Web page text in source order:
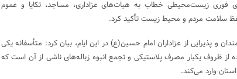
فوری زیست‌محیطی خطاب به هیات‌های عزاداری، مساجد، تکایا و عموم
سلامت مردم و محیط زیست تأکید کرد.
و پذیرایی از عزاداران امام حسین(ع) در این ایام، بیان کرد: متأسفانه یکی
از ظروف یکبار مصرف پلاستیکی و تجمع انبوه زباله‌های ناشی از آن است که
وارد می‌کند.